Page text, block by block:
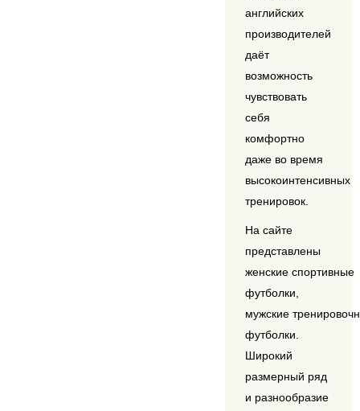
английских
производителей
даёт
возможность
чувствовать
себя
комфортно
даже во время
высокоинтенсивных
тренировок.
На сайте
представлены
женские спортивные
футболки,
мужские
футболки.
Широкий
размерный ряд
и разнообразие